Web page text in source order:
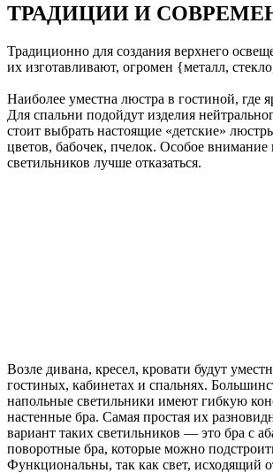
ТРАДИЦИИ И
Традиционно для создания верхнего
их изготавливают, огромен {металл,
Наиболее уместна люстра в гостиной, где
Для спальни подойдут изделия
стоит выбрать настоящие «детские»
цветов, бабочек, пчелок. Особое
светильников лучше отказаться.
Возле дивана, кресел, кровати будут
гостиных, кабинетах и спальнях.
напольные светильники имеют гибкую
настенные бра. Самая простая их
вариант таких светильников — это бра с
поворотные бра, которые можно
Функциональны, так как свет, исходящий